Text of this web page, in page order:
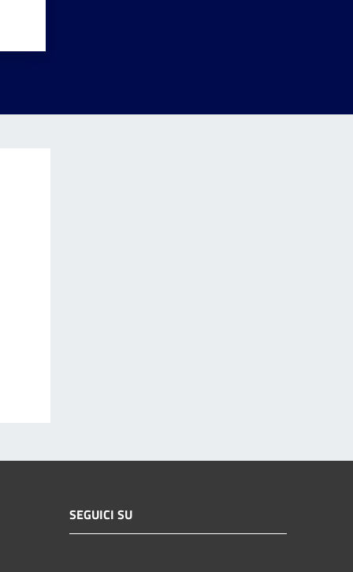
SEGUICI SU